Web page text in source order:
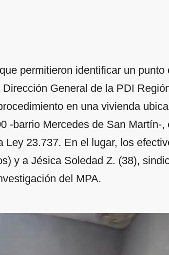
permitieron identificar un punto
General de la PDI
en una vivienda
-barrio Mercedes de San Martín-,
Ley 23.737. En el lugar, los
y a Jésica Soledad Z. (38),
del MPA.